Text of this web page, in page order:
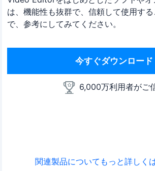
は、機能性も抜群で、信頼して使用す
で、参考にしてみてください。
今すぐダウンロード
6,000万利用者がご
関連製品についてもっと詳しく